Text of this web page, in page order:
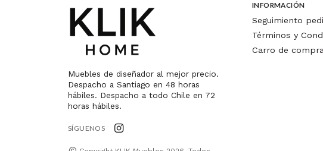
Muebles de diseñador al mejor precio.
Despacho a Santiago en 48 horas
hábiles. Despacho a todo Chile en 72
horas hábiles.
SÍGUENOS
INFORMACIÓN
Seguimiento
Términos y
Carro de